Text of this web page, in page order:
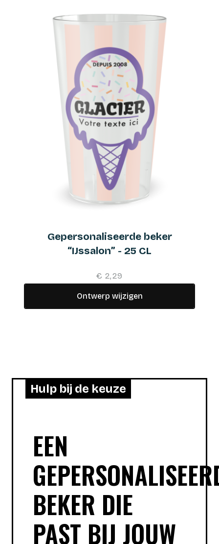
Gepersonaliseerde beker
“IJssalon” - 25 CL
€ 2,29
Ontwerp wijzigen
Hulp bij de keuze
EEN
BEKER DIE
PAST BIJ JOUW